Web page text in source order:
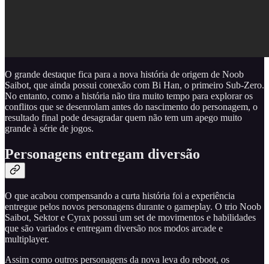
O grande destaque fica para a nova história de origem de Noob
Saibot, que ainda possui conexão com Bi Han, o primeiro Sub-Zero.
No entanto, como a história não tira muito tempo para explorar os
conflitos que se desenrolam antes do nascimento do personagem, o
resultado final pode desagradar quem não tem um apego muito
grande à série de jogos.
Personagens entregam diversão
O que acabou compensando a curta história foi a experiência
entregue pelos novos personagens durante o gameplay. O trio Noob
Saibot, Sektor e Cyrax possui um set de movimentos e habilidades
que são variados e entregam diversão nos modos arcade e
multiplayer.
Assim como outros personagens da nova leva do reboot, os